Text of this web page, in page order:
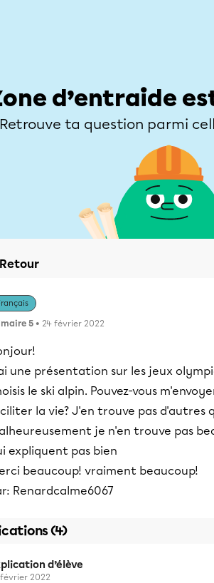
d’entraide
Retrouve ta question parmi
Retour
5 • 24 février 2022
une présentation sur les jeux
le ski alpin. Pouvez-vous
la vie? J'en trouve pas d'autres
je n'en trouve pas
expliquent pas bien
beaucoup! vraiment beaucoup!
Renardcalme6067
(4)
d’élève
février 2022